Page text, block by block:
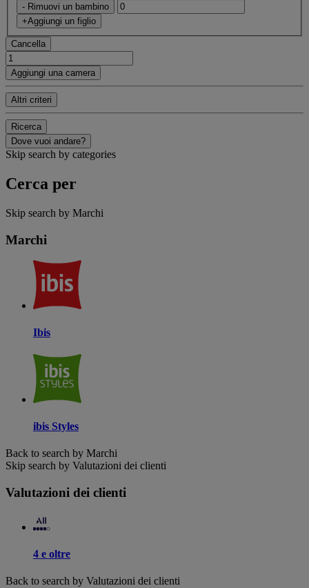
- Rimuovi un bambino
+Aggiungi un figlio
Cancella
Aggiungi una camera
Altri criteri
Ricerca
Dove vuoi andare?
Skip search by categories
Cerca per
Skip search by Marchi
Marchi
Ibis
ibis Styles
Back to search by Marchi
Skip search by Valutazioni dei clienti
Valutazioni dei clienti
4 e oltre
Back to search by Valutazioni dei clienti